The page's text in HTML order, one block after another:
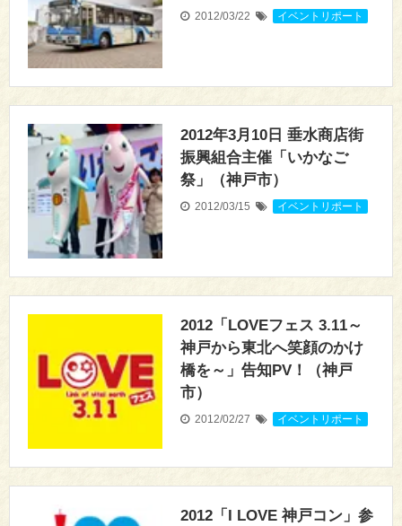
2012/03/22 イベントリポート
2012年3月10日 垂水商店街
振興組合主催「いかなご
祭」（神戸市）
2012/03/15 イベントリポート
2012「LOVEフェス 3.11～
神戸から東北へ笑顔のかけ
橋を～」告知PV！（神戸
市）
2012/02/27 イベントリポート
2012「I LOVE 神戸コン」参